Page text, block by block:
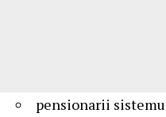
pensionarii